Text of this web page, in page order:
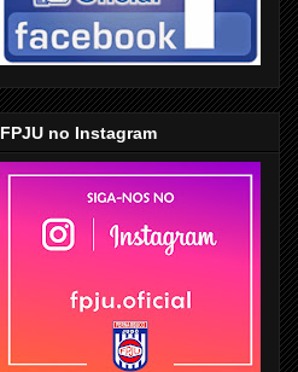
FPJU no Instagram